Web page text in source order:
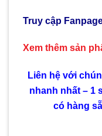
Truy cập
Xem thêm sản
Liên hệ với
nhanh nhất – 1
có hàng